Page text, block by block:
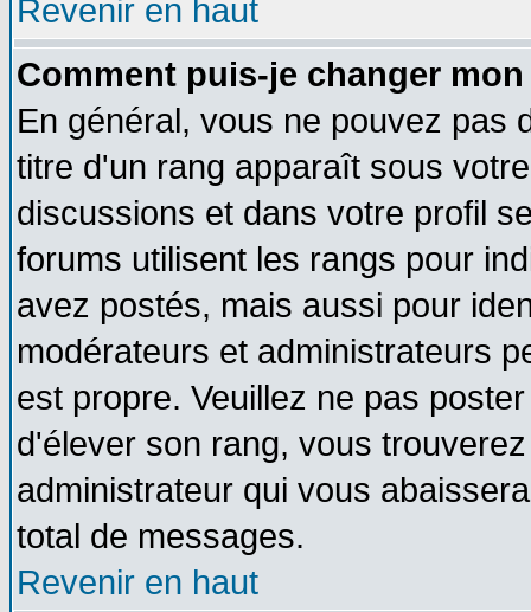
Revenir en haut
Comment puis-je changer
En général, vous ne pouvez pas
titre d'un rang apparaît sous
discussions et dans votre profil
forums utilisent les rangs pour
avez postés, mais aussi pour
modérateurs et administrateurs
est propre. Veuillez ne pas
d'élever son rang, vous
administrateur qui vous
total de messages.
Revenir en haut